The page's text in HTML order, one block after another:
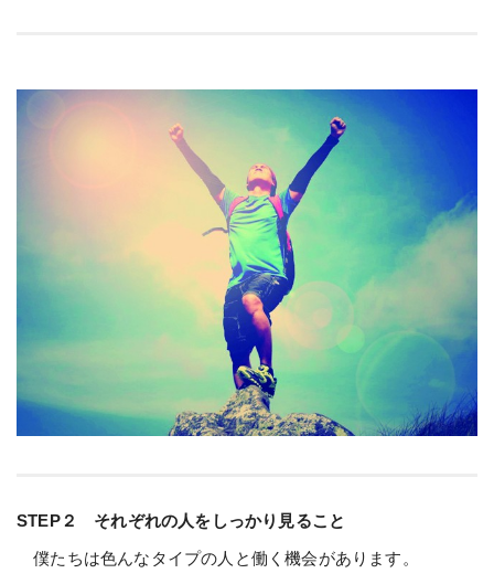
STEP２ それぞれの人をしっかり見ること
僕たちは色んなタイプの人と働く機会があります。